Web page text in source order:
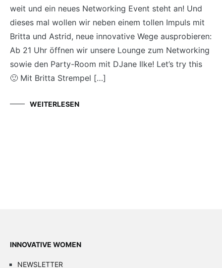
weit und ein neues Networking Event steht an! Und
dieses mal wollen wir neben einem tollen Impuls mit
Britta und Astrid, neue innovative Wege ausprobieren:
Ab 21 Uhr öffnen wir unsere Lounge zum Networking
sowie den Party-Room mit DJane Ilke! Let’s try this
🙂 Mit Britta Strempel […]
WEITERLESEN
INNOVATIVE WOMEN
NEWSLETTER